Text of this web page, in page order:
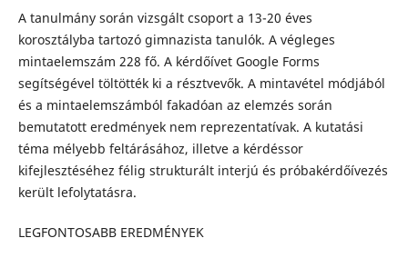
A tanulmány során vizsgált csoport a 13-20 éves
korosztályba tartozó gimnazista tanulók. A végleges
mintaelemszám 228 fő. A kérdőívet Google Forms
segítségével töltötték ki a résztvevők. A mintavétel módjából
és a mintaelemszámból fakadóan az elemzés során
bemutatott eredmények nem reprezentatívak. A kutatási
téma mélyebb feltárásához, illetve a kérdéssor
kifejlesztéséhez félig strukturált interjú és próbakérdőívezés
került lefolytatásra.
LEGFONTOSABB EREDMÉNYEK